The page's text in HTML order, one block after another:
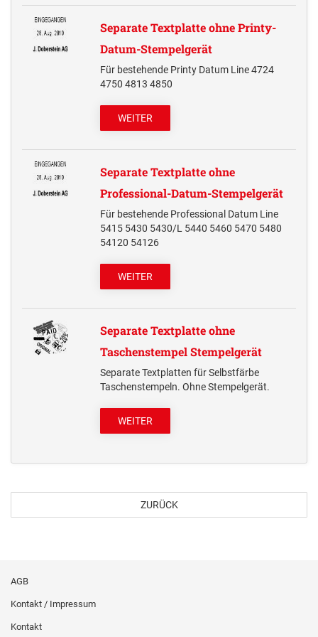
MULTICOLOR SWOP-PADS PRINTY LINE
MULTICOLOR SWOP-PADS PROFESSIONAL LINE
TRODAT EDY® FIX DINOSAURIER UND
MÄRCHEN
TRODAT EDY® FLEX
TRODAT EDY® ERSATZKISSEN
Numeroteure + passende Ersatzkissen
NUMEROTEURE REINER
Elektrostempel Kennzeichnungsgeräte + passendes Zubehör
ELEKTROSTEMPEL &
KENNZEICHNUNGSGERÄTE REINER
ERSATZKISSEN UND ZUBEHÖR
Ersatzkissen / Stempelkissen
AUSTAUSCHKISSEN TRODAT
ERSATZKISSEN FÜR TASCHENSTEMPEL
Separate Textplatte ohne Printy-
Datum-Stempelgerät
Für bestehende Printy Datum Line 4724
4750 4813 4850
WEITER
Separate Textplatte ohne
Professional-Datum-Stempelgerät
Für bestehende Professional Datum Line
5415 5430 5430/L 5440 5460 5470 5480
54120 54126
WEITER
Separate Textplatte ohne
Taschenstempel Stempelgerät
Separate Textplatten für Selbstfärbe
Taschenstempeln. Ohne Stempelgerät.
WEITER
ZURÜCK
AGB
Kontakt / Impressum
Kontakt